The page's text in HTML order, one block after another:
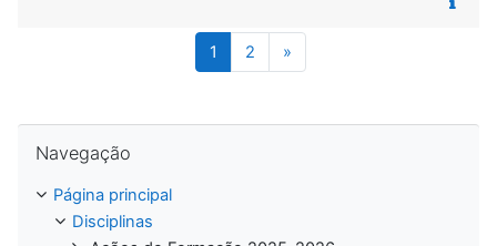
1 (atual)
2 »Página seguinte
Navegação
Página principal
Disciplinas